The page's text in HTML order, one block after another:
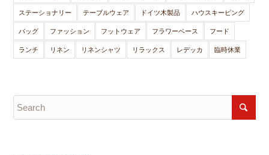
ステーショナリー テーブルウェア ドイツ木製品 ハウスキーピング
バッグ ファッション フットウェア フラワーベース フード
ランチ リネン リネンシャツ リラックス レデッカ 臨時休業